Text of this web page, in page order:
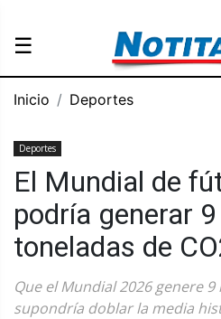
☰
Inicio Deportes
Deportes
El Mundial de
podría generar
toneladas de
Que el Mundial 2026 genere 9
supondría doblar la media